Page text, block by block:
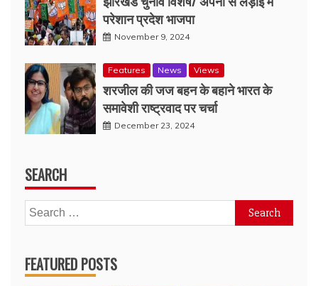
परेशान प्रदेश भाजपा
November 9, 2024
Features News Views
शरजील की जज बहन के बहाने भारत के
समावेशी राष्ट्रवाद पर चर्चा
December 23, 2024
SEARCH
Search
for:
FEATURED POSTS